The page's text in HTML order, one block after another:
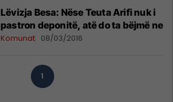
Lëvizja Besa: Nëse Teuta Arifi nuk i
pastron deponitë, atë do ta bëjmë ne
Komunat 08/03/2016
1